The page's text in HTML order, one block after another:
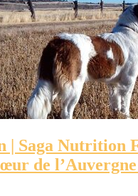
| Saga Nutrition
de l’Auvergne